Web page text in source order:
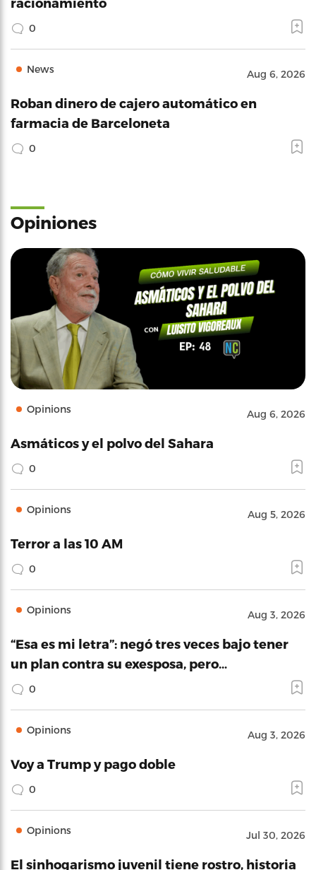
0
News Aug 6, 2026
Roban dinero de cajero automático en
farmacia de Barceloneta
0
Opiniones
Opinions Aug 6, 2026
Asmáticos y el polvo del Sahara
0
Opinions Aug 5, 2026
Terror a las 10 AM
0
Opinions Aug 3, 2026
“Esa es mi letra”: negó tres veces bajo tener
un plan contra su exesposa, pero…
0
Opinions Aug 3, 2026
Voy a Trump y pago doble
0
Opinions Jul 30, 2026
El sinhogarismo juvenil tiene rostro, historia